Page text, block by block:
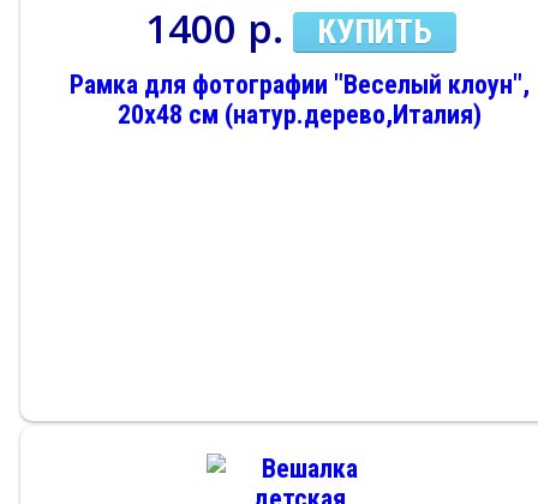
1400 р. КУПИТЬ
Рамка для фотографии "Веселый клоун",
20х48 см (натур.дерево,Италия)